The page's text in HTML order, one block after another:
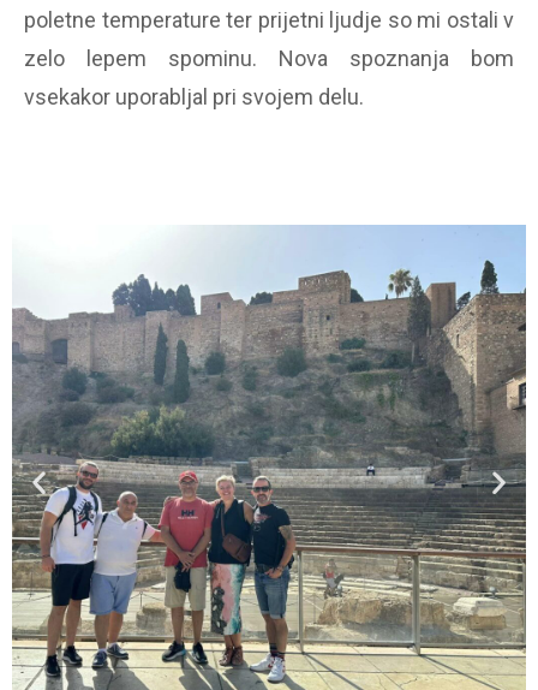
poletne temperature ter prijetni ljudje so mi ostali v
zelo lepem spominu. Nova spoznanja bom
vsekakor uporabljal pri svojem delu.